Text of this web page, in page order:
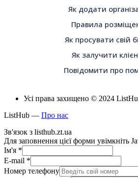
Як додати
Правила
Як просувати свій
Як залучити
Повідомити про
Усі права захищено © 2024
ListHub — Про нас
Зв'язок з listhub.zt.ua
Для заповнення цієї форми увімкніть
Ім'я *
E-mail *
Номер телефону